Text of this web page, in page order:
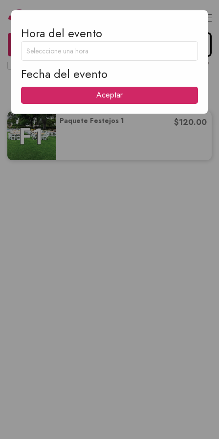
Organiza tu evento 0 $0.00
Festejos
Paquete Festejos 1 $120.00
Hora del evento
Fecha del evento
Aceptar